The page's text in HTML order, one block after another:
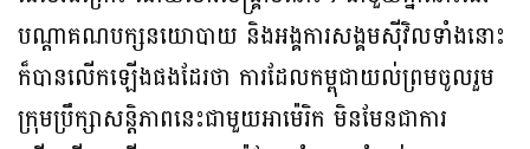
បណ្តាគណបក្សនយោបាយ និងអង្គការសង្គមស៊ីវិលទាំងនោះ
ក៏បានលើកឡើងផងដែរថា ការដែលកម្ពុជាយល់ព្រមចូលរួម
ក្រុមប្រឹក្សាសន្តិភាពនេះជាមួយអាម៉េរិក មិនមែនជាការ